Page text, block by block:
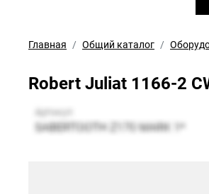
Главная Общий каталог
Robert Juliat 1166-2